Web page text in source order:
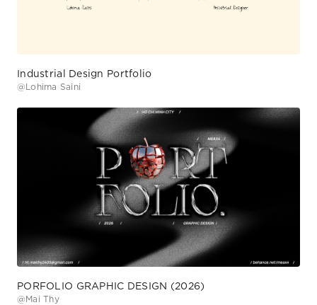
Industrial Design Portfolio
@ Lohima Saini
PORFOLIO GRAPHIC DESIGN (2026)
@ Mai Thy